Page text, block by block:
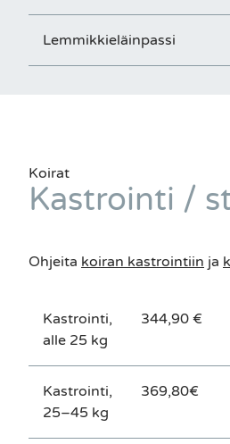
Lemmikkieläinpassi
Koirat
Kastrointi /
Ohjeita koiran kastrointiin ja
Kastrointi,
alle 25 kg
344,90 €
Kastrointi,
25–45 kg
369,80€